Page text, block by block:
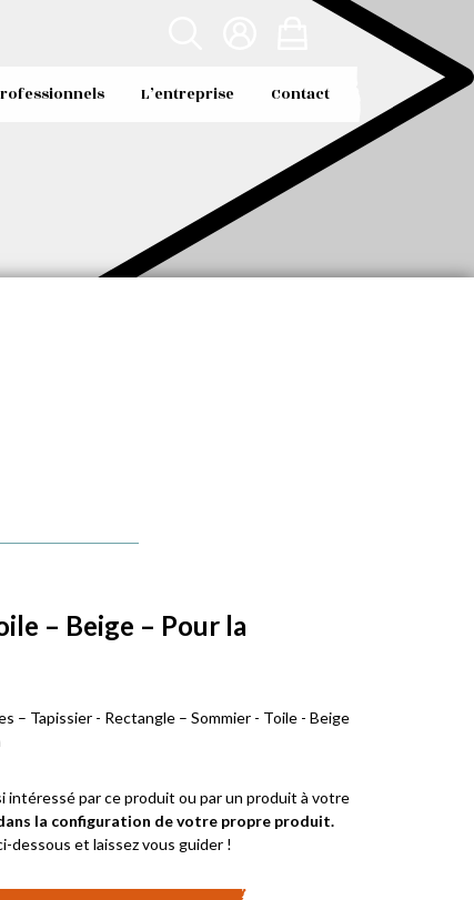
L’entreprise Contact
– Beige – Pour la
– Tapissier - Rectangle – Sommier - Toile - Beige
intéressé par ce produit ou par un produit à votre
la configuration de votre propre produit.
dessous et laissez vous guider !